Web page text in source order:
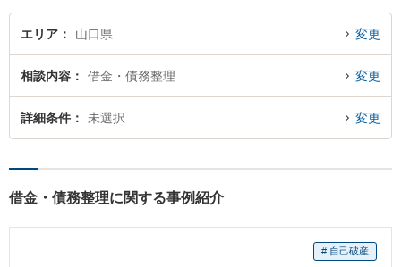
エリア 山口県 変更
相談内容 借金・債務整理 変更
詳細条件 未選択 変更
借金・債務整理に関する事例紹介
# 自己破産